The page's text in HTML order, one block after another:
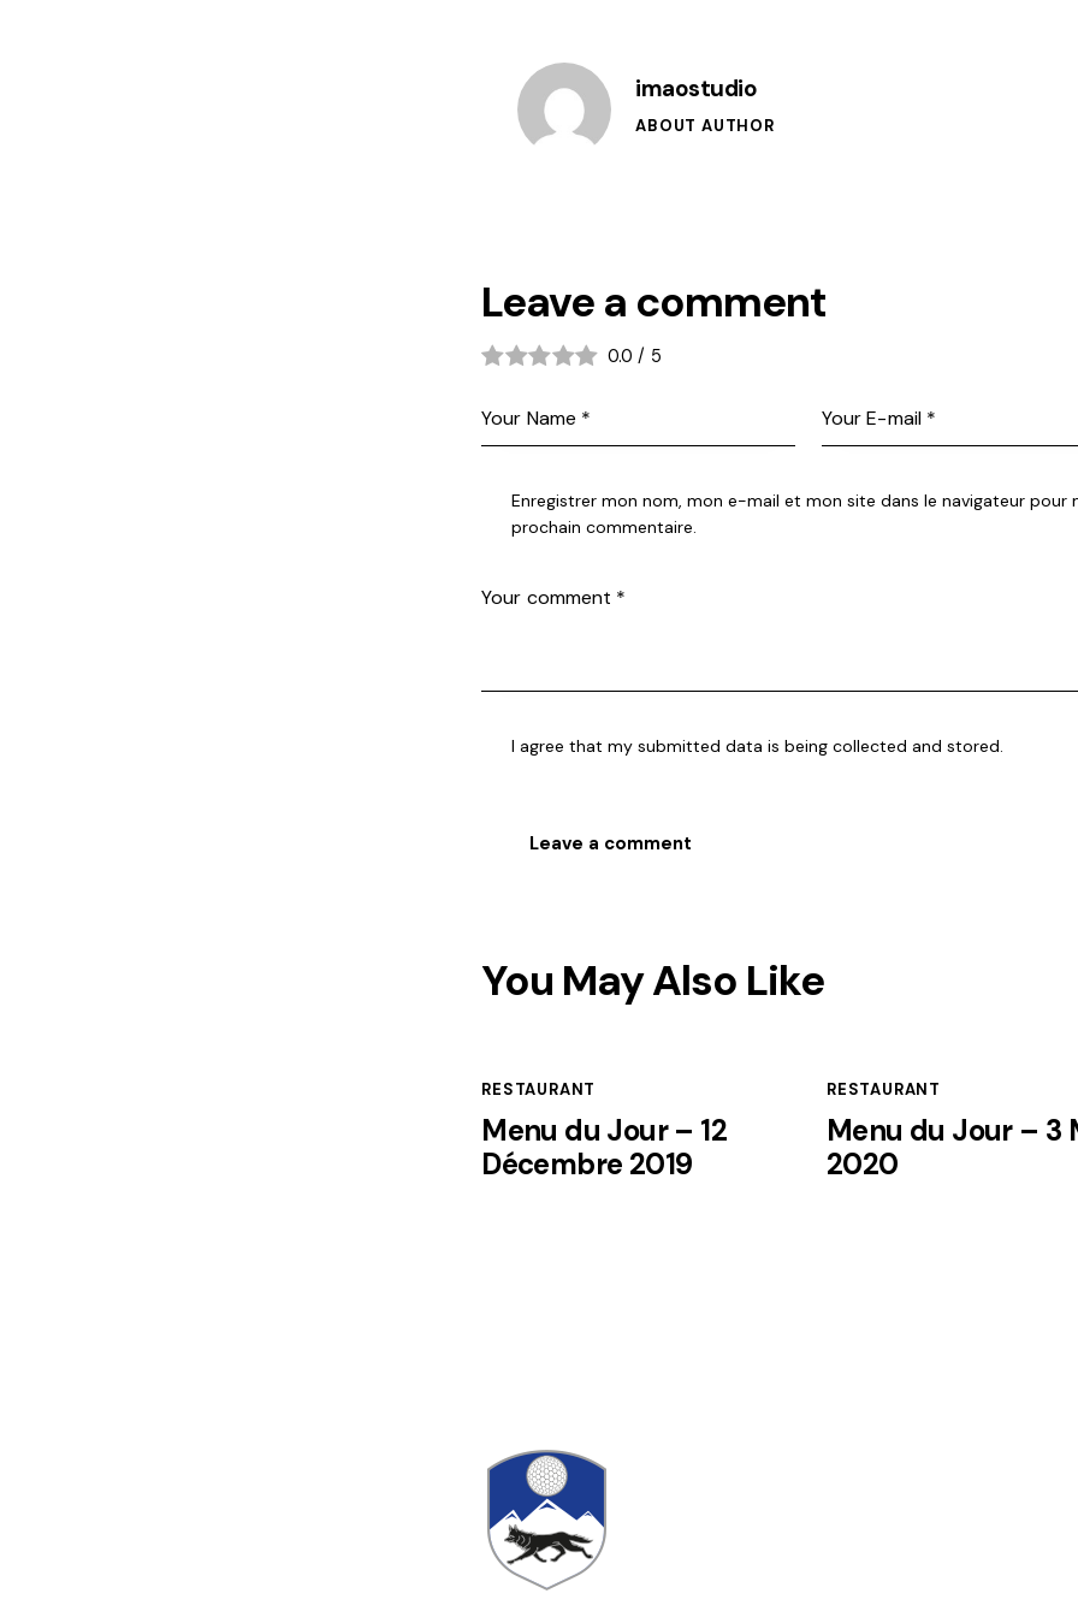
imaostudio
ABOUT AUTHOR
Leave a comment
0.0 / 5
Enregistrer mon nom, mon e-mail et mon site dans le navigateur pour
prochain commentaire.
I agree that my submitted data is being collected and stored.
You May Also Like
RESTAURANT
Menu du Jour – 12
Décembre 2019
RESTAURANT
Menu du Jour – 3
2020